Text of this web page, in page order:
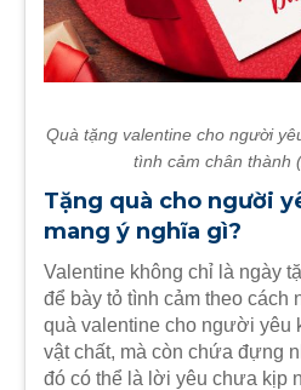
Quà tặng valentine cho người
tình cảm chân thành
Tặng quà cho người
mang ý nghĩa gì?
Valentine không chỉ là ngày
để bày tỏ tình cảm theo cách
quà valentine cho người yêu
vật chất, mà còn chứa đựng
đó có thể là lời yêu chưa kịp